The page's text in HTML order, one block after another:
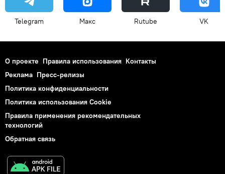
Telegram Макс Rutube VK
О проекте Правила использования Контакты
Реклама Пресс-релизы
Политика конфиденциальности
Политика использования Cookie
Правила применения рекомендательных
технологий
Обратная связь